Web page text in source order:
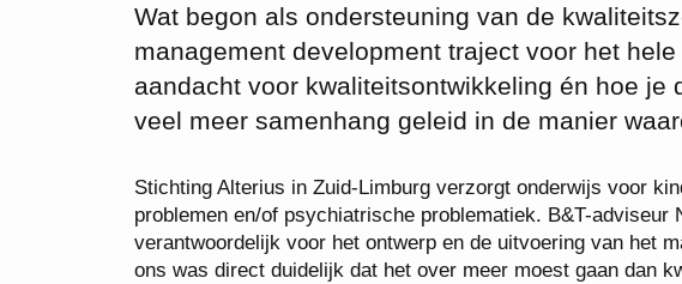
Wat begon als ondersteuning van de
management development traject voor het
aandacht voor kwaliteitsontwikkeling én hoe je
veel meer samenhang geleid in de manier
Stichting Alterius in Zuid-Limburg verzorgt onderwijs voor
problemen en/of psychiatrische problematiek. B&T-
verantwoordelijk voor het ontwerp en de uitvoering van het
ons was direct duidelijk dat het over meer moest gaan dan